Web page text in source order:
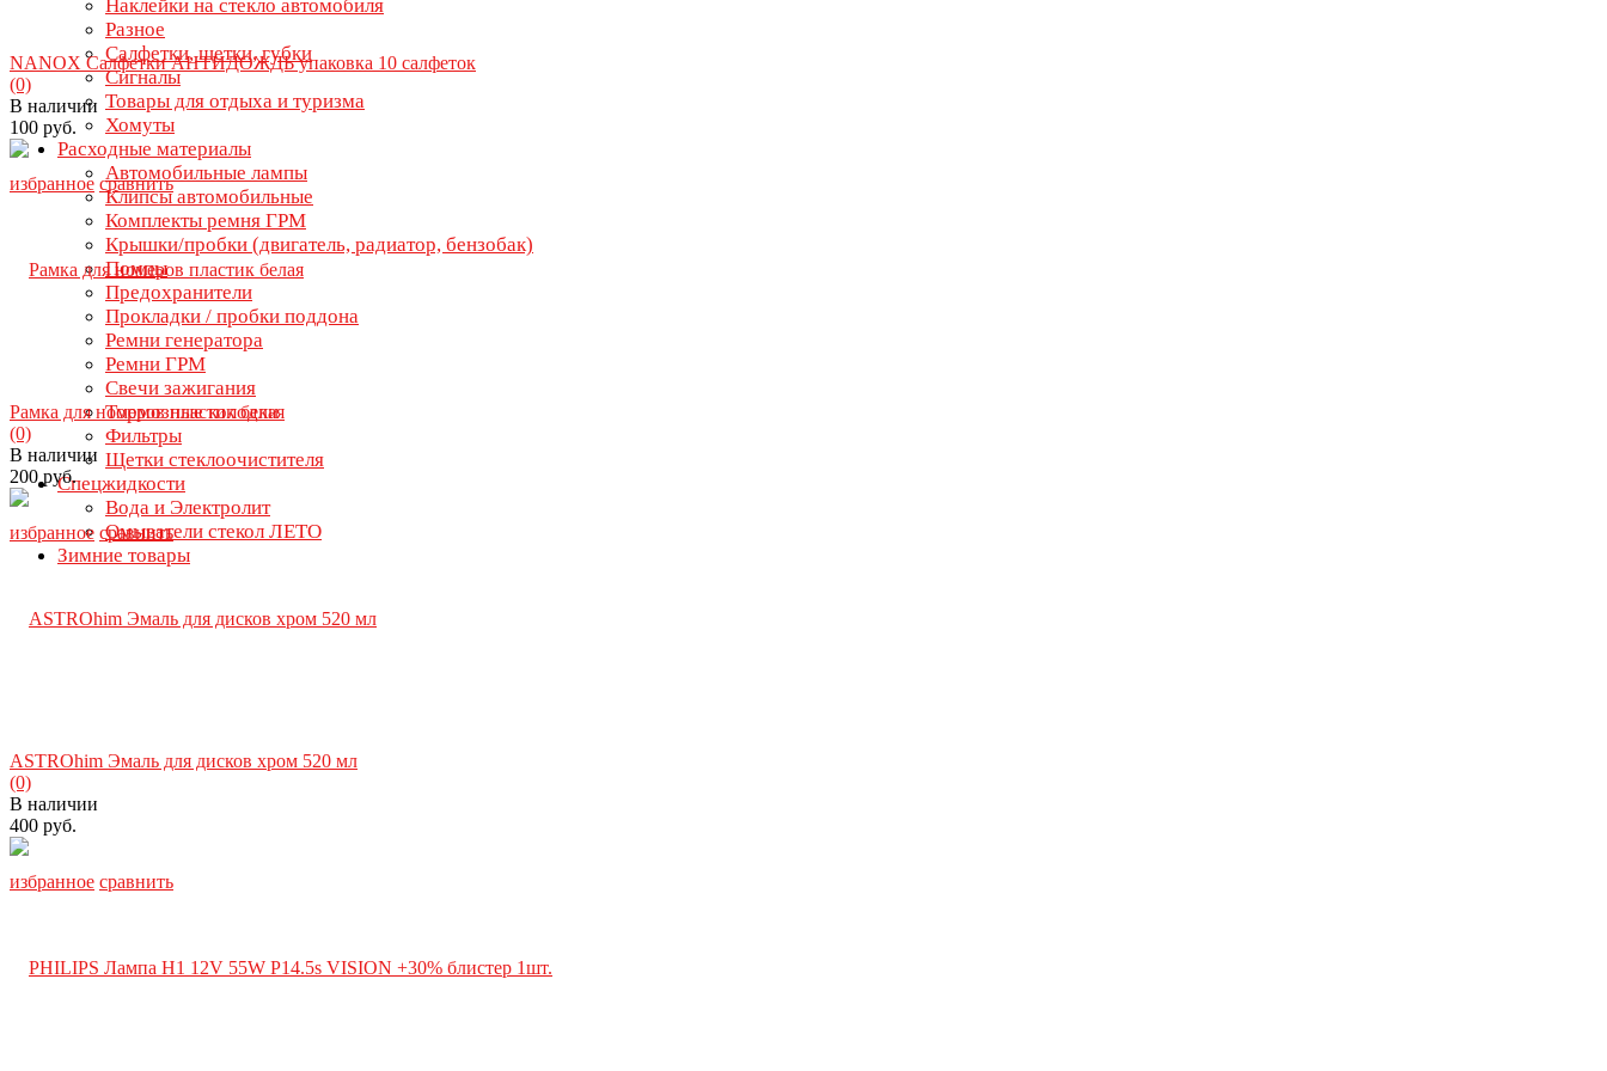
Наклейки на стекло автомобиля
Разное
Салфетки, щетки, губки
Сигналы
Товары для отдыха и туризма
Хомуты
Расходные материалы
Автомобильные лампы
Клипсы автомобильные
Комплекты ремня ГРМ
Крышки/пробки (двигатель, радиатор, бензобак)
Помпы
Предохранители
Прокладки / пробки поддона
Ремни генератора
Ремни ГРМ
Свечи зажигания
Тормозные колодки
Фильтры
Щетки стеклоочистителя
Спецжидкости
Вода и Электролит
Омыватели стекол ЛЕТО
Зимние товары
избранное сравнить
NANOX Салфетки АНТИДОЖДЬ упаковка 10 салфеток
(0)
В наличии
100 руб.
избранное сравнить
Рамка для номеров пластик белая
(0)
В наличии
200 руб.
избранное сравнить
ASTROhim Эмаль для дисков хром 520 мл
(0)
В наличии
400 руб.